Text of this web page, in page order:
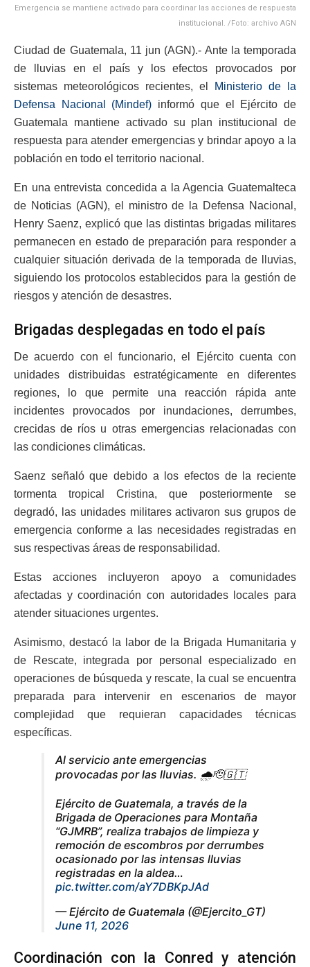
Emergencia se mantiene activado para coordinar las acciones de respuesta
institucional. /Foto: archivo AGN
Ciudad de Guatemala, 11 jun (AGN).- Ante la temporada
de lluvias en el país y los efectos provocados por
sistemas meteorológicos recientes, el
Ministerio de la
Defensa Nacional (Mindef) informó que el Ejército de
Guatemala mantiene activado su plan institucional de
respuesta para atender emergencias y brindar apoyo a la
población en todo el territorio nacional.
En una entrevista concedida a la Agencia Guatemalteca
de Noticias (AGN), el ministro de la Defensa Nacional,
Henry Saenz, explicó que las distintas brigadas militares
permanecen en estado de preparación para responder a
cualquier situación derivada de la temporada de lluvias,
siguiendo los protocolos establecidos para la gestión de
riesgos y atención de desastres.
Brigadas desplegadas en todo el país
De acuerdo con el funcionario, el Ejército cuenta con
unidades distribuidas estratégicamente en diferentes
regiones, lo que permite una reacción rápida ante
incidentes provocados por inundaciones, derrumbes,
crecidas de ríos u otras emergencias relacionadas con
las condiciones climáticas.
Saenz señaló que debido a los efectos de la reciente
tormenta tropical Cristina, que posteriormente se
degradó, las unidades militares activaron sus grupos de
emergencia conforme a las necesidades registradas en
sus respectivas áreas de responsabilidad.
Estas acciones incluyeron apoyo a comunidades
afectadas y coordinación con autoridades locales para
atender situaciones urgentes.
Asimismo, destacó la labor de la Brigada Humanitaria y
de Rescate, integrada por personal especializado en
operaciones de búsqueda y rescate, la cual se encuentra
preparada para intervenir en escenarios de mayor
complejidad que requieran capacidades técnicas
específicas.
Al servicio ante emergencias
provocadas por las lluvias. 🌧️🫡🇬🇹
Ejército de Guatemala, a través de la
Brigada de Operaciones para Montaña
“GJMRB”, realiza trabajos de limpieza y
remoción de escombros por derrumbes
ocasionado por las intensas lluvias
registradas en la aldea…
pic.twitter.com/aY7DBKpJAd
— Ejército de Guatemala (@Ejercito_GT)
June 11, 2026
Coordinación con la Conred y atención